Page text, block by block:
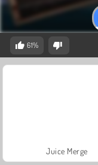
61%
Juice Merge